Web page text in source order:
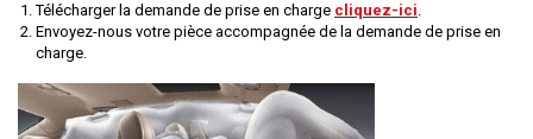
Télécharger la demande de prise en charge cliquez-ici.
Envoyez-nous votre pièce accompagnée de la demande de prise en
charge.